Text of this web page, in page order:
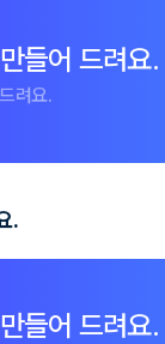
들어 드려요.
려요.
.
들어 드려요.